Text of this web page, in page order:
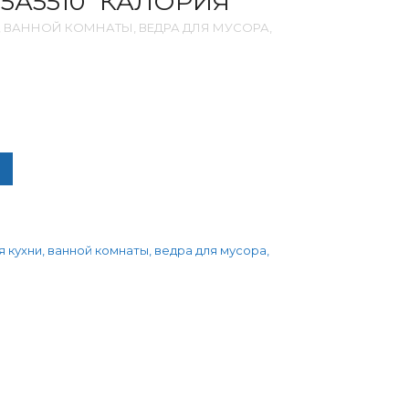
ВАННОЙ КОМНАТЫ, ВЕДРА ДЛЯ МУСОРА,
кухни, ванной комнаты, ведра для мусора,